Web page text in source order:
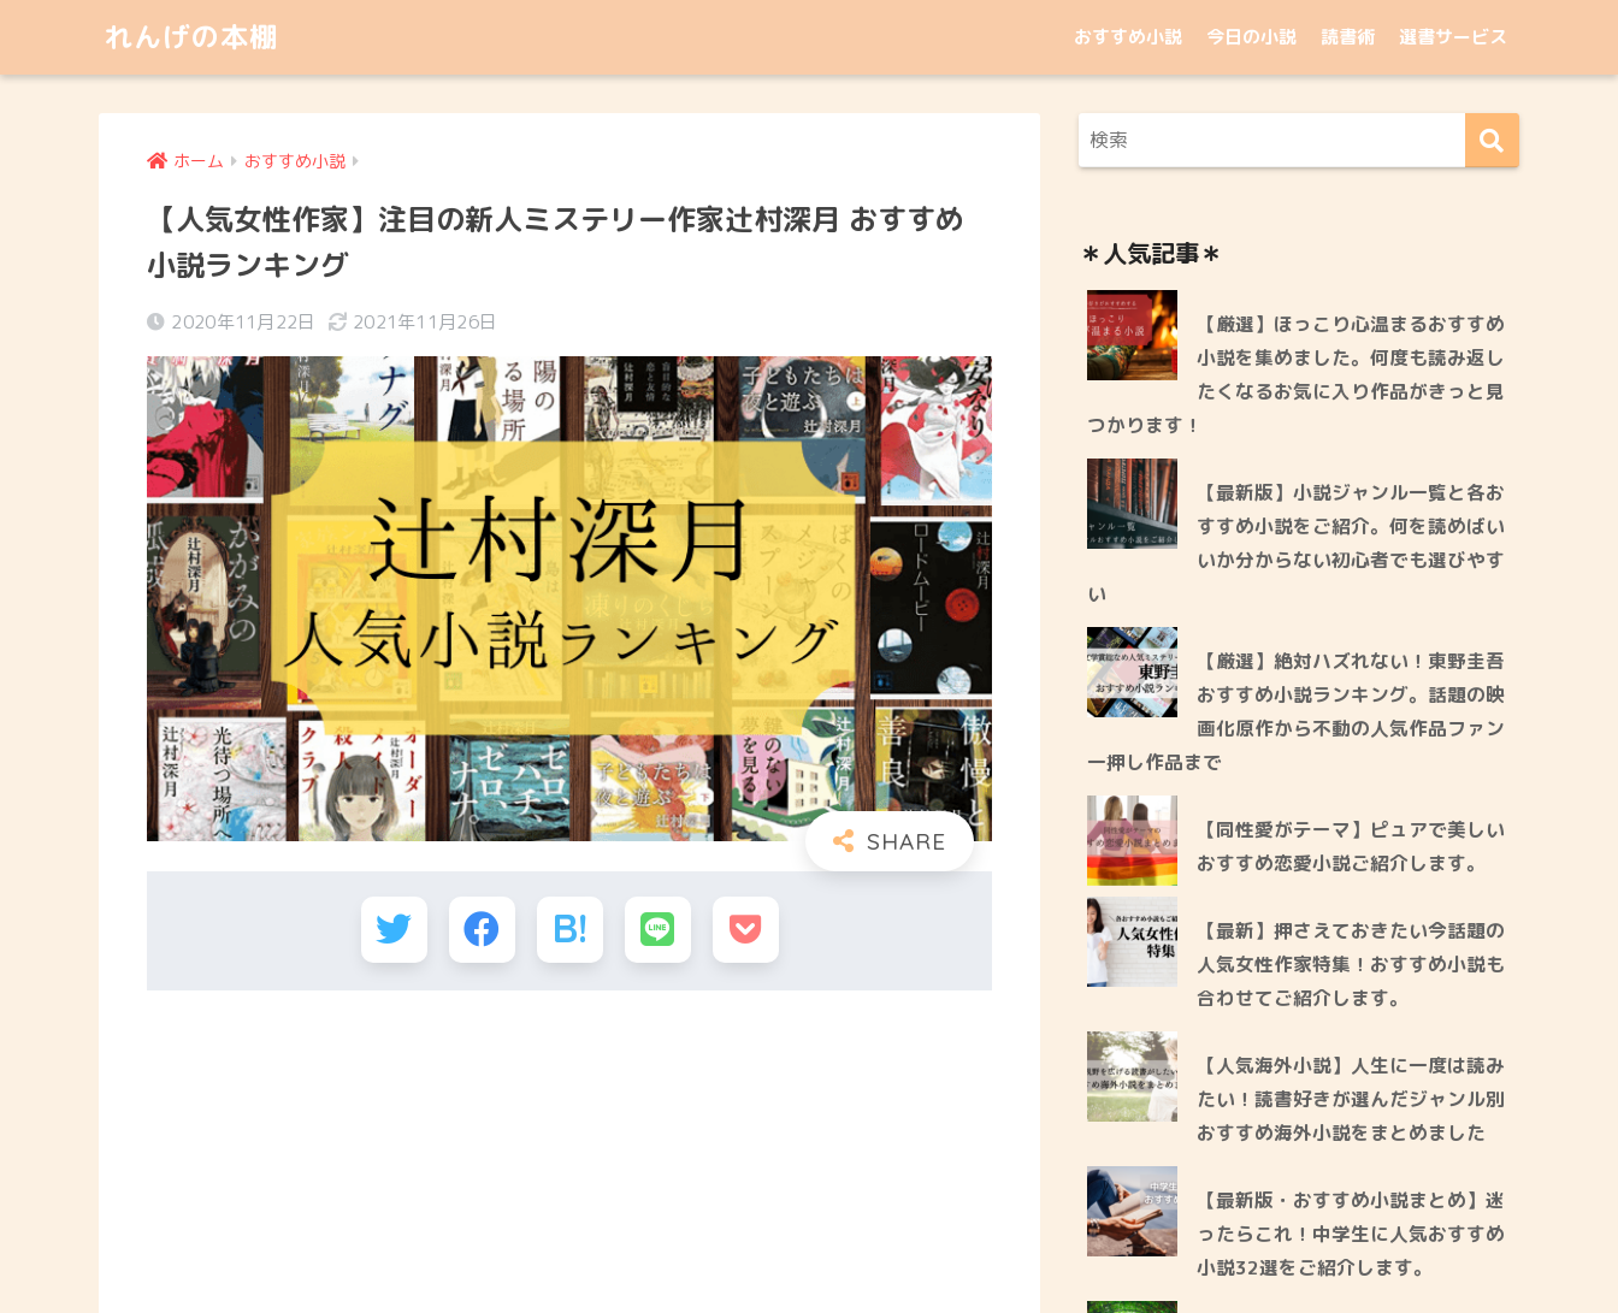
れんげの本棚 おすすめ小説 今日の小説 読書術 選書サービス
ホーム おすすめ小説
【人気女性作家】注目の新人ミステリー作家辻村深月 おすすめ
小説ランキング
2020年11月22日 2021年11月26日
＊人気記事＊
【厳選】ほっこり心温まるおすすめ
小説を集めました。何度も読み返し
たくなるお気に入り作品がきっと見
つかります！
【最新版】小説ジャンル一覧と各お
すすめ小説をご紹介。何を読めばい
いか分からない初心者でも選びやす
い
【厳選】絶対ハズれない！東野圭吾
おすすめ小説ランキング。話題の映
画化原作から不動の人気作品ファン
一押し作品まで
【同性愛がテーマ】ピュアで美しい
おすすめ恋愛小説ご紹介します。
【最新】押さえておきたい今話題の
人気女性作家特集！おすすめ小説も
合わせてご紹介します。
【人気海外小説】人生に一度は読み
たい！読書好きが選んだジャンル別
おすすめ海外小説をまとめました
【最新版・おすすめ小説まとめ】迷
ったらこれ！中学生に人気おすすめ
小説32選をご紹介します。